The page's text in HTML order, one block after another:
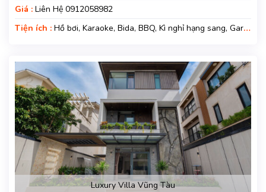
Giá : Liên Hệ 0912058982
Tiện ích : Hồ bơi, Karaoke, Bida, BBQ, Kì nghỉ hạng sang, Gara
Luxury Villa Vũng Tàu